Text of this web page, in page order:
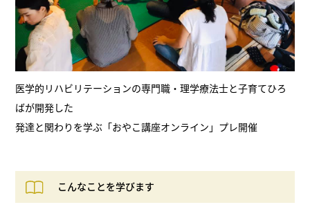
医学的リハビリテーションの専門職・理学療法士と子育てひろ
ばが開発した
発達と関わりを学ぶ「おやこ講座オンライン」プレ開催
こんなことを学びます